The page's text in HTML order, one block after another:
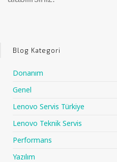
Blog Kategori
Donanım
Genel
Lenovo Servis Türkiye
Lenovo Teknik Servis
Performans
Yazılım